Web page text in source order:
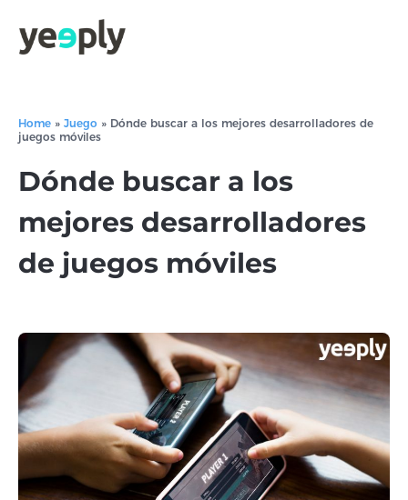
Home » Juego » Dónde buscar a los mejores desarrolladores de
juegos móviles
Dónde buscar a los
mejores desarrolladores
de juegos móviles